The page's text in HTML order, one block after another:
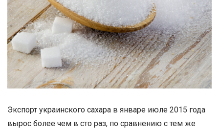
Экспорт украинского сахара в январе июле 2015 года
вырос более чем в сто раз, по сравнению с тем же